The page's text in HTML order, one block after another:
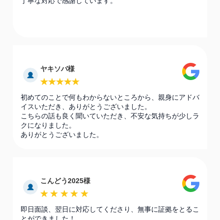
ヤキソバ様
初めてのことで何もわからないところから、親身にアドバ
イスいただき、ありがとうございました。
こちらの話も良く聞いていただき、不安な気持ちが少しラ
クになりました。
ありがとうございました。
こんどう2025様
即日面談、翌日に対応してくださり、無事に証拠をとるこ